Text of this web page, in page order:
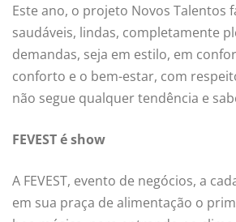
Este ano, o projeto Novos Talentos
saudáveis, lindas, completamente
demandas, seja em estilo, em
conforto e o bem-estar, com
não segue qualquer tendência e
FEVEST é show
A FEVEST, evento de negócios, a
em sua praça de alimentação o